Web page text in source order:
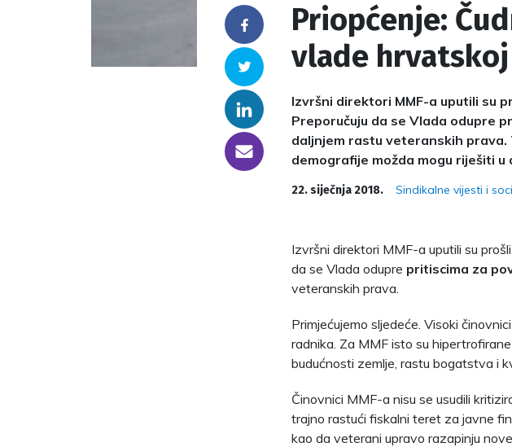
Facebook
Twitter
Linkedin
someone@yoursite.com
Priopćenje:
vlade
Izvršni direktori MMF-a uputili su
Preporučuju da se Vlada odupre
daljnjem rastu veteranskih
demografije možda mogu riješiti
22. siječnja 2018. Sindikalne vijesti i
Izvršni direktori MMF-a uputili su
da se Vlada odupre pritiscima za
veteranskih prava.
Primjećujemo sljedeće. Visoki
radnika. Za MMF isto su
budućnosti zemlje, rastu bogatstva i
Činovnici MMF-a nisu se usudili
trajno rastući fiskalni teret za javne
kao da veterani upravo razapinju